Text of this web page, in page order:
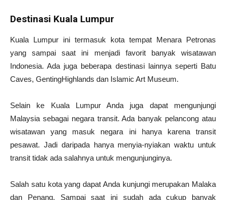
Destinasi Kuala Lumpur
Kuala Lumpur ini termasuk kota tempat Menara Petronas
yang sampai saat ini menjadi favorit banyak wisatawan
Indonesia. Ada juga beberapa destinasi lainnya seperti Batu
Caves, GentingHighlands dan Islamic Art Museum.
Selain ke Kuala Lumpur Anda juga dapat mengunjungi
Malaysia sebagai negara transit. Ada banyak pelancong atau
wisatawan yang masuk negara ini hanya karena transit
pesawat. Jadi daripada hanya menyia-nyiakan waktu untuk
transit tidak ada salahnya untuk mengunjunginya.
Salah satu kota yang dapat Anda kunjungi merupakan Malaka
dan Penang. Sampai saat ini sudah ada cukup banyak